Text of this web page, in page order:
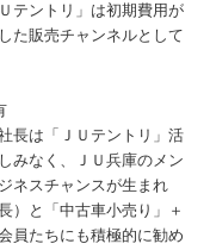
テントリ」は初期費用が
た販売チャンネルとして
長は「ＪＵテントリ」活
みなく、ＪＵ兵庫のメン
ネスチャンスが生まれ
）と「中古車小売り」＋
員たちにも積極的に勧め